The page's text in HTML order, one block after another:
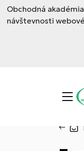
Obchodná
návštevnosti